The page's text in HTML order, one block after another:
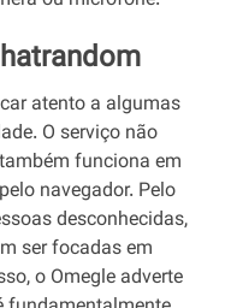
atento a algumas
O serviço não
funciona em
navegador. Pelo
desconhecidas,
ser focadas em
o Omegle adverte